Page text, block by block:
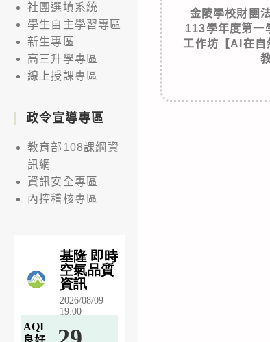
金陵學校財團
113學年度第一
工作坊【AI在自
社團選填系統
學生自主學習專區
新生專區
高三升學專區
線上授課專區
政令宣導專區
教育部108課綱資
訊網
資訊安全專區
內控稽核專區